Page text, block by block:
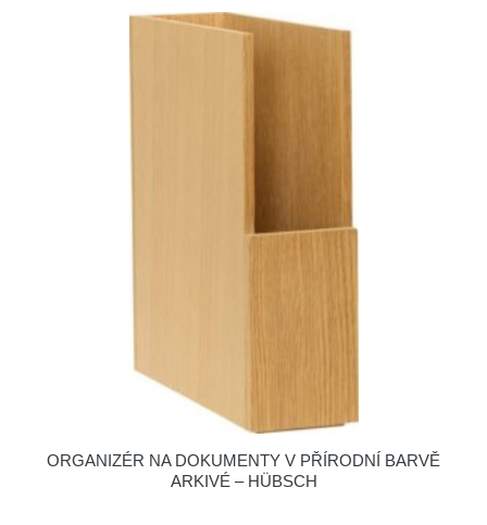
ORGANIZÉR NA DOKUMENTY V PŘÍRODNÍ BARVĚ
ARKIVÉ – HÜBSCH